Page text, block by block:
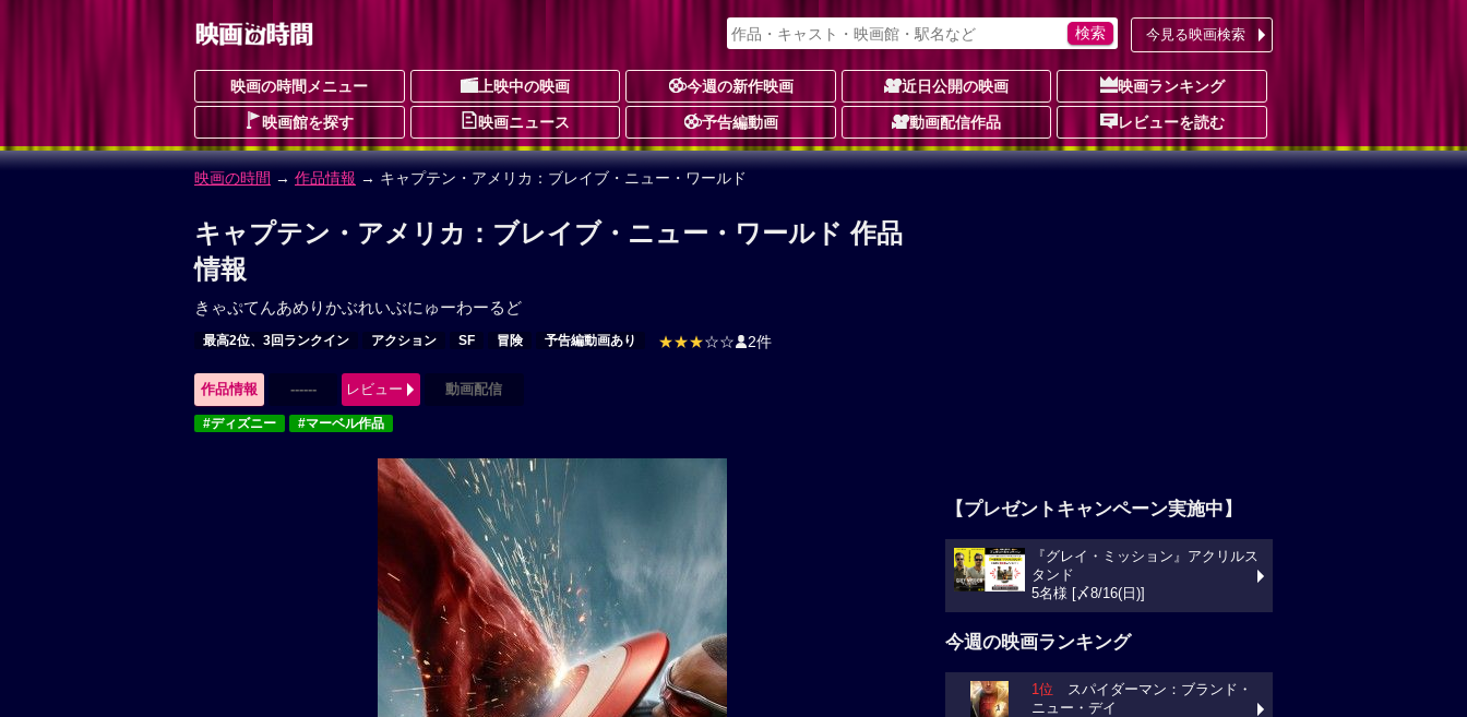
今見る映画検索
映画の時間メニュー 上映中の映画 今週の新作映画 近日公開の映画 映画ランキング
映画館を探す 映画ニュース 予告編動画 動画配信作品 レビューを読む
映画の時間 → 作品情報 → キャプテン・アメリカ：ブレイブ・ニュー・ワールド
キャプテン・アメリカ：ブレイブ・ニュー・ワールド 作品
情報
きゃぷてんあめりかぶれいぶにゅーわーるど
最高2位、3回ランクイン アクション SF 冒険 予告編動画あり ★★★☆☆ 2件
作品情報 ------ レビュー 動画配信
#ディズニー #マーベル作品
【プレゼントキャンペーン実施中】
『グレイ・ミッション』アクリルス
タンド
5名様 [〆8/16(日)]
今週の映画ランキング
1位 スパイダーマン：ブランド・
ニュー・デイ